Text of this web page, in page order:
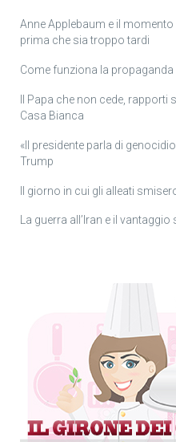
Anne Applebaum e il
prima che sia troppo tardi
Come funziona la propaganda
Il Papa che non cede,
Casa Bianca
«Il presidente parla di
Trump
Il giorno in cui gli alleati
La guerra all’Iran e il